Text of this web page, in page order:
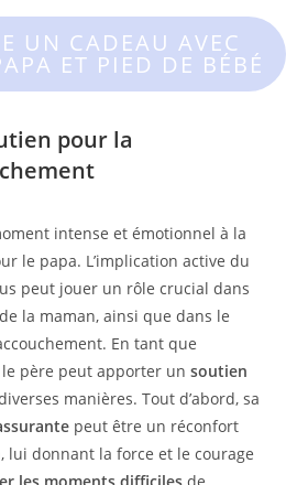
UN CADEAU AVEC
ET PIED DE BÉBÉ
pour la
intense et émotionnel à la
le papa. L’implication active du
peut jouer un rôle crucial dans
la maman, ainsi que dans le
En tant que
père peut apporter un soutien
manières. Tout d’abord, sa
peut être un réconfort
lui donnant la force et le courage